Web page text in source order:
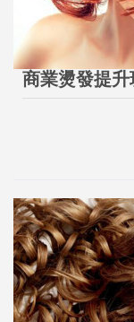
商業燙發提升